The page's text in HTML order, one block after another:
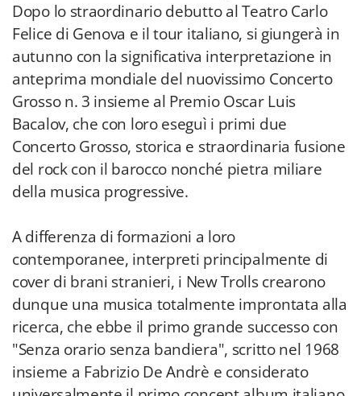
Dopo lo straordinario debutto al Teatro Carlo
Felice di Genova e il tour italiano, si giungerà in
autunno con la significativa interpretazione in
anteprima mondiale del nuovissimo Concerto
Grosso n. 3 insieme al Premio Oscar Luis
Bacalov, che con loro eseguì i primi due
Concerto Grosso, storica e straordinaria fusione
del rock con il barocco nonché pietra miliare
della musica progressive.
A differenza di formazioni a loro
contemporanee, interpreti principalmente di
cover di brani stranieri, i New Trolls crearono
dunque una musica totalmente improntata alla
ricerca, che ebbe il primo grande successo con
"Senza orario senza bandiera", scritto nel 1968
insieme a Fabrizio De Andrè e considerato